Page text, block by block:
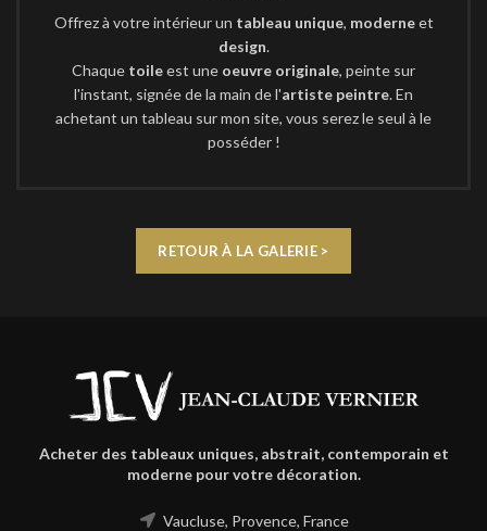
Offrez à votre intérieur un tableau unique, moderneet
design.
Chaque toileest une oeuvre originale, peinte sur
l'instant, signée de la main de l'artiste peintre. En
achetant un tableau sur mon site, vous serez le seul à le
posséder !
RETOUR À LA GALERIE >
Acheter des tableaux uniques, abstrait, contemporain et
moderne pour votre décoration.
Vaucluse, Provence, France